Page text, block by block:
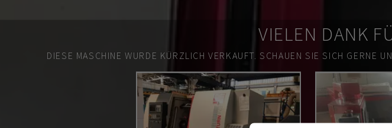
VIELEN DANK
DIESE MASCHINE WURDE KÜRZLICH VERKAUFT. SCHAUEN SIE SICH GERNE